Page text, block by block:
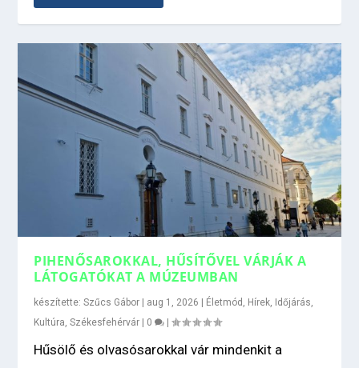
PIHENŐSAROKKAL, HŰSÍTŐVEL VÁRJÁK A
LÁTOGATÓKAT A MÚZEUMBAN
készítette:Szűcs Gábor aug 1, 2026 Életmód , Hírek, Időjárás,
Kultúra,Székesfehérvár 0 |
Hűsölő és olvasósarokkal vár mindenkit a